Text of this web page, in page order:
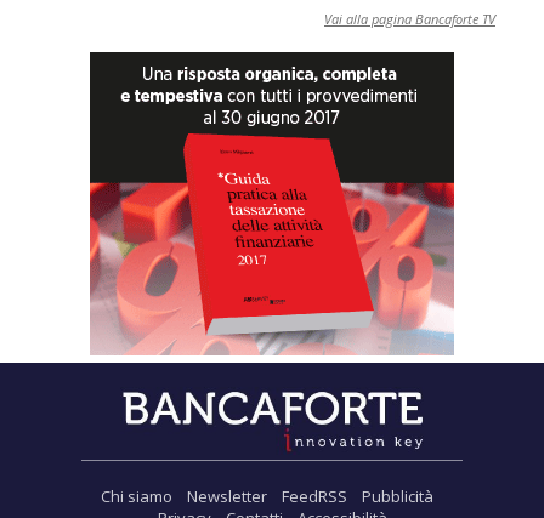
Vai alla pagina Bancaforte TV
Chi siamo Newsletter FeedRSS
Pubblicità